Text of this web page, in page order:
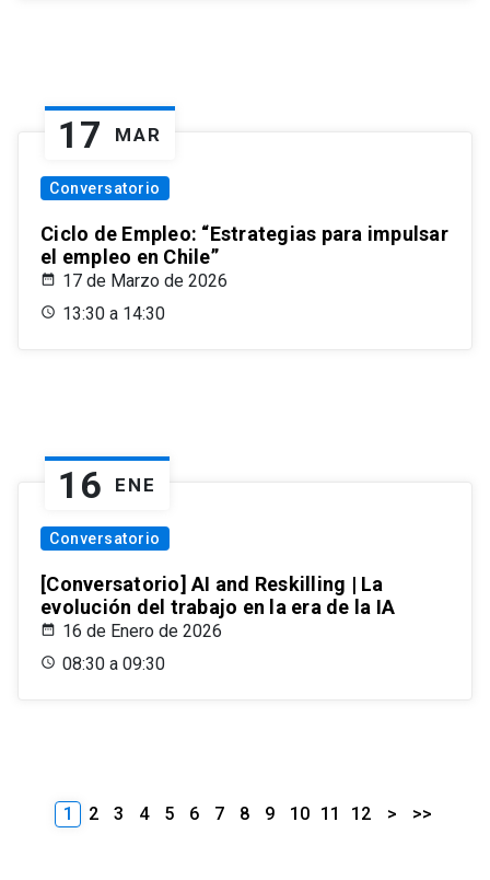
17 MAR
Conversatorio
Ciclo de Empleo: “Estrategias para impulsar
el empleo en Chile”
17 de Marzo de 2026
13:30 a 14:30
16 ENE
Conversatorio
[Conversatorio] AI and Reskilling | La
evolución del trabajo en la era de la IA
16 de Enero de 2026
08:30 a 09:30
1 2 3 4 5 6 7 8 9 10 11 12 > >>